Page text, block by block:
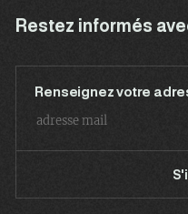
Restez informés
Renseignez votre